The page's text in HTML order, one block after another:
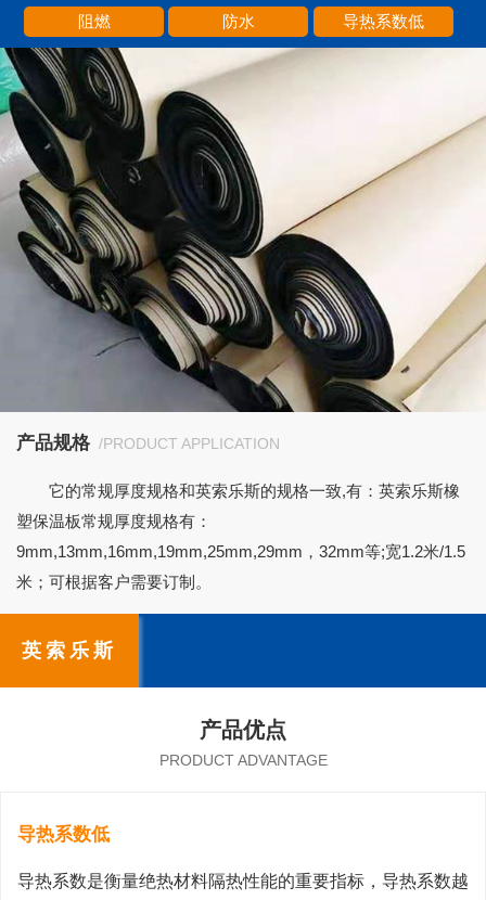
阻燃 防水 导热系数低
产品规格 /PRODUCT APPLICATION
它的常规厚度规格和英索乐斯的规格一致,有：英索乐斯橡
塑保温板常规厚度规格有：
9mm,13mm,16mm,19mm,25mm,29mm，32mm等;宽1.2米/1.5
米；可根据客户需要订制。
英索乐斯
产品优点
PRODUCT ADVANTAGE
导热系数低
导热系数是衡量绝热材料隔热性能的重要指标，导热系数越